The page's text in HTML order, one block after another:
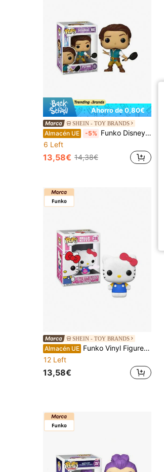
Ahorro de 0,80€
SHEIN - TOY BRANDS
Almacén UE -5% Funko Disney: Tangled - Flynn 86291F
6 Left
13,58€ 14,38€
SHEIN - TOY BRANDS
Almacén UE Funko Vinyl Figure: Sanrio - Hello Kitty 43461F
12 Left
13,58€